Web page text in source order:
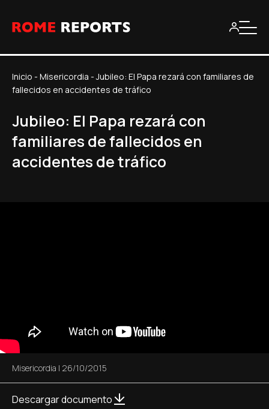
Inicio - Misericordia -Jubileo: El Papa rezará con familiares de
fallecidos en accidentes de tráfico
Jubileo: El Papa rezará con
familiares de fallecidos en
accidentes de tráfico
Misericordia | 26/10/2015
Descargar documento